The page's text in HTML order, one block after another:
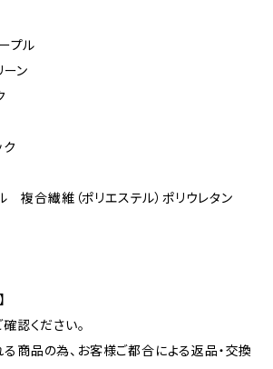
プル
ーン
複合繊維（ポリエステル）ポリウレタン
認ください。
商品の為、お客様ご都合による返品・交換